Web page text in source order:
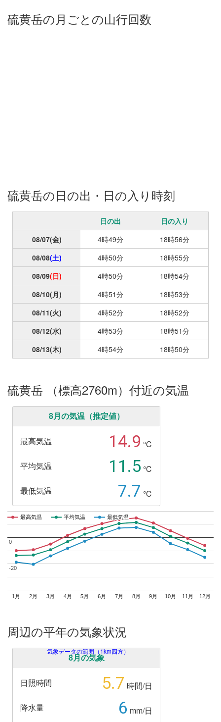
o] メンズビオレ 顔もふけるボディシート×日数, 衛生道具（歯ブラ
シ・フロス・ガム）, 日焼け止め 着替え（下着・靴下）×日数, 帰
硫黄岳の月ごとの山行回数
硫黄岳の日の出・日の入り時刻
日の出
日の入り
08/07(金) 4時49分
18時56分
08/08(土) 4時50分
18時55分
08/09(日) 4時50分
18時54分
08/10(月) 4時51分
18時53分
08/11(火) 4時52分
18時52分
08/12(水) 4時53分
18時51分
08/13(木) 4時54分 18時50分
硫黄岳 （標高2760m）付近の気温
8月の気温（推定値）
最高気温 14.9 ℃
平均気温
11.5 ℃
最低気温
7.7 ℃
1月 2月 3月 4月 5月 6月 7月 8月 9月 10月 11月 12月
-20
-20
0
0
最高気温
最高気温 平均気温
平均気温 最低気温
最低気温
周辺の平年の気象状況
8月の気象
日照時間 5.7 時間/日
降水量
6 mm/日
気象データの範囲（1km四方）